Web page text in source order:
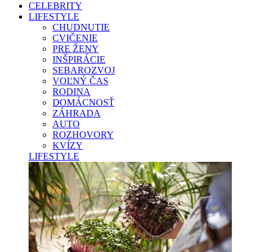
CELEBRITY
LIFESTYLE
CHUDNUTIE
CVIČENIE
PRE ŽENY
INŠPIRÁCIE
SEBAROZVOJ
VOĽNÝ ČAS
RODINA
DOMÁCNOSŤ
ZÁHRADA
AUTO
ROZHOVORY
KVÍZY
LIFESTYLE